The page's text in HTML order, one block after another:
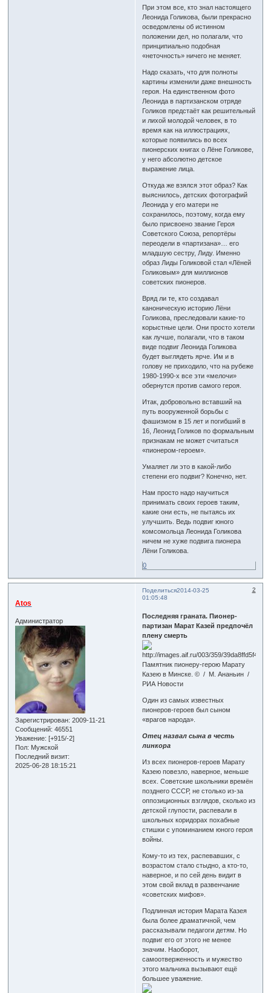
При этом все, кто знал настоящего
Леонида Голикова, были прекрасно
осведомлены об истинном
положении дел, но полагали, что
принципиально подобная
«неточность» ничего не меняет.
Надо сказать, что для полноты
картины изменили даже внешность
героя. На единственном фото
Леонида в партизанском отряде
Голиков предстаёт как решительный
и лихой молодой человек, в то
время как на иллюстрациях,
которые появились во всех
пионерских книгах о Лёне Голикове,
у него абсолютно детское
выражение лица.
Откуда же взялся этот образ? Как
выяснилось, детских фотографий
Леонида у его матери не
сохранилось, поэтому, когда ему
было присвоено звание Героя
Советского Союза, репортёры
переодели в «партизана»… его
младшую сестру, Лиду. Именно
образ Лиды Голиковой стал «Лёней
Голиковым» для миллионов
советских пионеров.
Вряд ли те, кто создавал
каноническую историю Лёни
Голикова, преследовали какие-то
корыстные цели. Они просто хотели
как лучше, полагали, что в таком
виде подвиг Леонида Голикова
будет выглядеть ярче. Им и в
голову не приходило, что на рубеже
1980-1990-х все эти «мелочи»
обернутся против самого героя.
Итак, добровольно вставший на
путь вооруженной борьбы с
фашизмом в 15 лет и погибший в
16, Леонид Голиков по формальным
признакам не может считаться
«пионером-героем».
Умаляет ли это в какой-либо
степени его подвиг? Конечно, нет.
Нам просто надо научиться
принимать своих героев таким,
какие они есть, не пытаясь их
улучшить. Ведь подвиг юного
комсомольца Леонида Голикова
ничем не хуже подвига пионера
Лёни Голикова.
0
Поделиться 2
2014-03-25
01:05:48
Atos
Администратор
Зарегистрирован: 2009-11-21
Сообщений: 46551
Уважение: [+915/-2]
Пол: Мужской
Последний визит:
2025-06-28 18:15:21
Последняя граната. Пионер-
партизан Марат Казей предпочёл
плену смерть
Памятник пионеру-герою Марату
Казею в Минске. © / М. Ананьин /
РИА Новости
Один из самых известных
пионеров-героев был сыном
«врагов народа».
Отец назвал сына в честь
линкора
Из всех пионеров-героев Марату
Казею повезло, наверное, меньше
всех. Советские школьники времён
позднего СССР, не столько из-за
оппозиционных взглядов, сколько из
детской глупости, распевали в
школьных коридорах похабные
стишки с упоминанием юного героя
войны.
Кому-то из тех, распевавших, с
возрастом стало стыдно, а кто-то,
наверное, и по сей день видит в
этом свой вклад в развенчание
«советских мифов».
Подлинная история Марата Казея
была более драматичной, чем
рассказывали педагоги детям. Но
подвиг его от этого не менее
значим. Наоборот,
самоотверженность и мужество
этого мальчика вызывают ещё
большее уважение.